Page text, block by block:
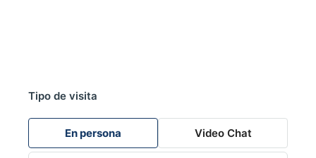
Tipo de visita
En persona Video Chat